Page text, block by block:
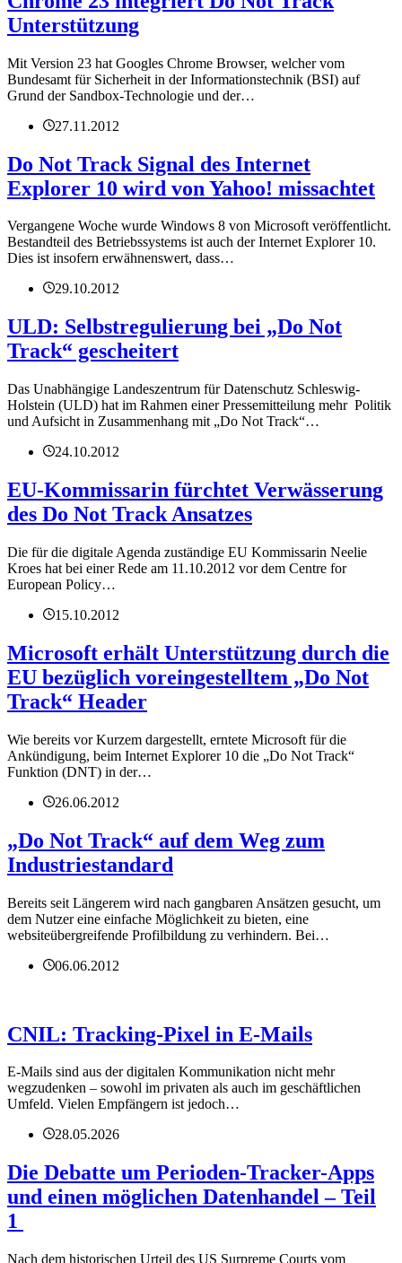
Unterstützung
Mit Version 23 hat Googles Chrome Browser, welcher vom
Bundesamt für Sicherheit in der Informationstechnik (BSI) auf
Grund der Sandbox-Technologie und der…
27.11.2012
Do Not Track Signal des Internet
Explorer 10 wird von Yahoo! missachtet
Vergangene Woche wurde Windows 8 von Microsoft veröffentlicht.
Bestandteil des Betriebssystems ist auch der Internet Explorer 10.
Dies ist insofern erwähnenswert, dass…
29.10.2012
ULD: Selbstregulierung bei „Do Not
Track“ gescheitert
Das Unabhängige Landeszentrum für Datenschutz Schleswig-
Holstein (ULD) hat im Rahmen einer Pressemitteilung mehr Politik
und Aufsicht in Zusammenhang mit „Do Not Track“…
24.10.2012
EU-Kommissarin fürchtet Verwässerung
des Do Not Track Ansatzes
Die für die digitale Agenda zuständige EU Kommissarin Neelie
Kroes hat bei einer Rede am 11.10.2012 vor dem Centre for
European Policy…
15.10.2012
Microsoft erhält Unterstützung durch die
EU bezüglich voreingestelltem „Do Not
Track“ Header
Wie bereits vor Kurzem dargestellt, erntete Microsoft für die
Ankündigung, beim Internet Explorer 10 die „Do Not Track“
Funktion (DNT) in der…
26.06.2012
„Do Not Track“ auf dem Weg zum
Industriestandard
Bereits seit Längerem wird nach gangbaren Ansätzen gesucht, um
dem Nutzer eine einfache Möglichkeit zu bieten, eine
websiteübergreifende Profilbildung zu verhindern. Bei…
06.06.2012
CNIL: Tracking-Pixel in E-Mails
E-Mails sind aus der digitalen Kommunikation nicht mehr
wegzudenken – sowohl im privaten als auch im geschäftlichen
Umfeld. Vielen Empfängern ist jedoch…
28.05.2026
Die Debatte um Perioden-Tracker-Apps
und einen möglichen Datenhandel – Teil
1
Nach dem historischen Urteil des US Surpreme Courts vom